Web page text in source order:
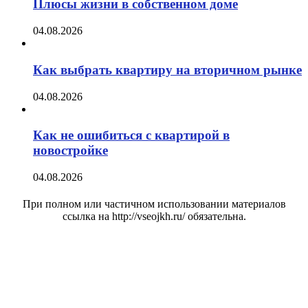
Плюсы жизни в собственном доме
04.08.2026
Как выбрать квартиру на вторичном рынке
04.08.2026
Как не ошибиться с квартирой в
новостройке
04.08.2026
При полном или частичном использовании материалов
ссылка на http://vseojkh.ru/ обязательна.